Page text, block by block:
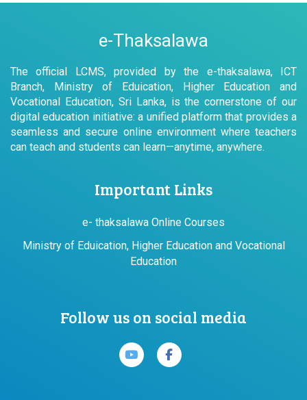
e-Thaksalawa
The official LCMS, provided by the e-thaksalawa, ICT
Branch, Ministry of Eduication, Higher Education and
Vocational Education, Sri Lanka, is the cornerstone of our
digital education initiative: a unified platform that provides a
seamless and secure online environment where teachers
can teach and students can learn—anytime, anywhere.
Important Links
e- thaksalawa Online Courses
Ministry of Eduication, Higher Education and Vocational
Education
Follow us on social media